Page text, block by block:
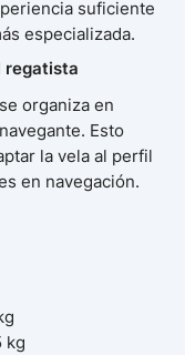
suficiente
especializada.
regatista
se organiza en
Esto
la vela al perfil
en navegación.
kg